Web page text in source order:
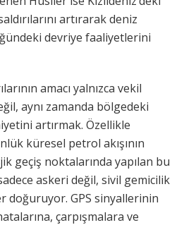
artırarak deniz
devriye faaliyetlerini
amacı yalnızca vekil
aynı zamanda bölgedeki
artırmak. Özellikle
küresel petrol akışının
geçiş noktalarında yapılan bu
askeri değil, sivil gemicilik
doğuruyor. GPS sinyallerinin
çarpışmalara ve